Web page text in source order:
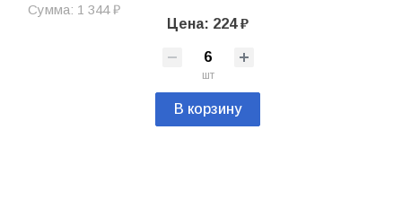
Сумма: 1 344 ₽
Цена: 224 ₽
шт
В корзину